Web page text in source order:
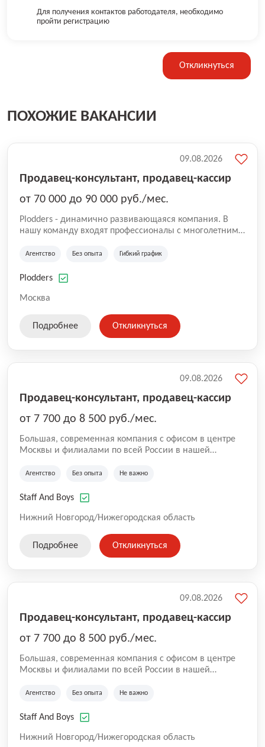
Для получения контактов работодателя, необходимо
пройти регистрацию
Откликнуться
ПОХОЖИЕ ВАКАНСИИ
Продавец-консультант, продавец-кассир
от 70 000 до 90 000 руб./мес.
Plodders - динамично развивающаяся компания. В
нашу команду входят профессионалы с многолетним
на рынке аутсорсинга, а накопленный опыт позволяют
оказываемых услуг.
Агентство Без опыта Гибкий график
Plodders
Москва
09.08.2026
Подробнее Откликнуться
Продавец-консультант, продавец-кассир
от 7 700 до 8 500 руб./мес.
Большая, современная компания с офисом в центре
Москвы и филиалами по всей России в нашей
Аутстаффинг и Аутсорсинг персонала. В компании
вакансии, где не требуется опыт. Оставляйте заявку
Агентство Без опыта Не важно
Staff And Boys
Нижний Новгород/Нижегородская область
09.08.2026
Подробнее Откликнуться
Продавец-консультант, продавец-кассир
от 7 700 до 8 500 руб./мес.
Большая, современная компания с офисом в центре
Москвы и филиалами по всей России в нашей
Аутстаффинг и Аутсорсинг персонала. В компании
вакансии, где не требуется опыт. Оставляйте заявку
Агентство Без опыта Не важно
Staff And Boys
Нижний Новгород/Нижегородская область
09.08.2026